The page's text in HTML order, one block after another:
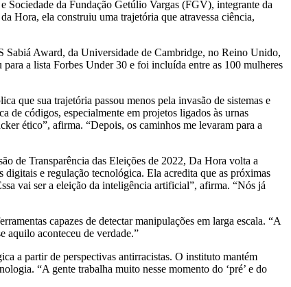
da Fundação Getúlio Vargas (FGV), integrante da
Hora, ela construiu uma trajetória que atravessa ciência,
Sabiá Award, da Universidade de Cambridge, no Reino Unido,
a lista Forbes Under 30 e foi incluída entre as 100 mulheres
que sua trajetória passou menos pela invasão de sistemas e
de códigos, especialmente em projetos ligados às urnas
ético”, afirma. “Depois, os caminhos me levaram para a
de Transparência das Eleições de 2022, Da Hora volta a
e regulação tecnológica. Ela acredita que as próximas
vai ser a eleição da inteligência artificial”, afirma. “Nós já
capazes de detectar manipulações em larga escala. “A
aquilo aconteceu de verdade.”
a partir de perspectivas antirracistas. O instituto mantém
“A gente trabalha muito nesse momento do ‘pré’ e do